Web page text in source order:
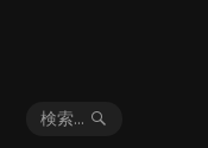
検索...